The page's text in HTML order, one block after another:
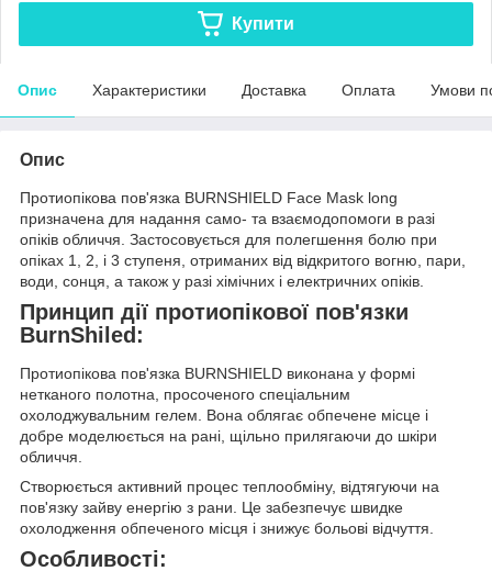
Купити
Опис Характеристики Доставка Оплата Умови
Опис
Протиопікова пов'язка BURNSHIELD Face Mask long
призначена для надання само- та взаємодопомоги в разі
опіків обличчя. Застосовується для полегшення болю при
опіках 1, 2, і 3 ступеня, отриманих від відкритого вогню, пари,
води, сонця, а також у разі хімічних і електричних опіків.
Принцип дії протиопікової пов'язки
BurnShiled:
Протиопікова пов'язка BURNSHIELD виконана у формі
нетканого полотна, просоченого спеціальним
охолоджувальним гелем. Вона облягає обпечене місце і
добре моделюється на рані, щільно прилягаючи до шкіри
обличчя.
Створюється активний процес теплообміну, відтягуючи на
пов'язку зайву енергію з рани. Це забезпечує швидке
охолодження обпеченого місця і знижує больові відчуття.
Особливості: